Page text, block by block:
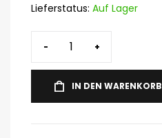
Lieferstatus: Auf Lager
- +
IN DEN WARENKORB